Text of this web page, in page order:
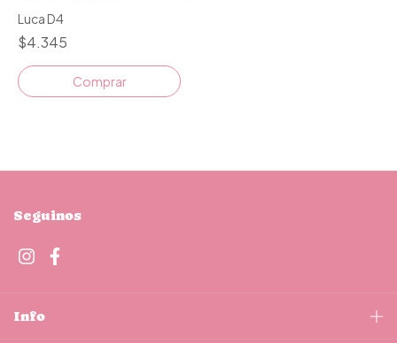
Luca D4
$4.345
Comprar
Seguinos
Info